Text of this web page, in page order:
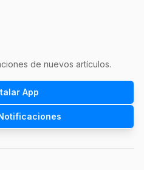
de nuevos artículos.
App